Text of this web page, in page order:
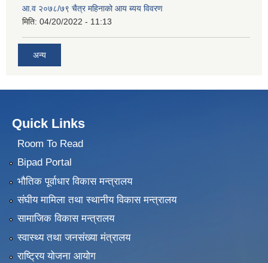
आ.व २०७८/७९ चैत्र महिनाको आय ब्यय विवरण
मिति: 04/20/2022 - 11:13
अन्य
Quick Links
Room To Read
Bipad Portal
भौतिक पूर्वाधार विकास मन्त्रालय
संघीय मामिला तथा स्थानीय विकास मन्त्रालय
सामाजिक विकास मन्त्रालय
स्वास्थ्य तथा जनसंख्या मंत्रालय
राष्ट्रिय योजना आयोग